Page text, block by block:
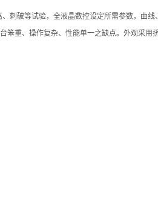
刺破等试验， 全液晶数控设定所需参数，曲线
笨重、操作复杂、性能单一之缺点。外观采用